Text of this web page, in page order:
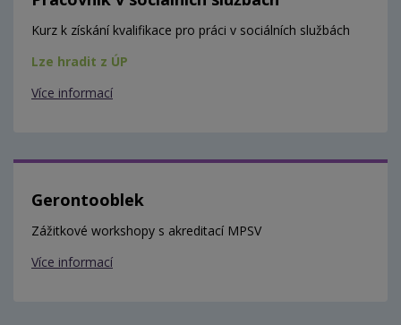
Kurz k získání kvalifikace pro práci v sociálních službách
Lze hradit z ÚP
Více informací
Gerontooblek
Zážitkové workshopy s akreditací MPSV
Více informací